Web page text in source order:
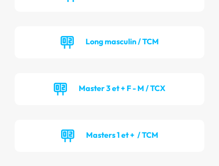
Long masculin / TCM
Master 3 et + F - M / TCX
Masters 1 et + / TCM